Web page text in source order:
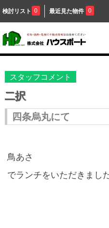
検討リスト 0 最近見た物件 0
スタッフコメント
二択
四条烏丸にて
鳥あさ
でランチをいただきまし